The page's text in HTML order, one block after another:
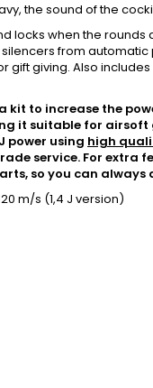
the sound of the
locks when the
from
gift giving. Also
to increase the
it suitable for airsoft
power using high
service. For extra
so you can
m/s (1,4 J version)